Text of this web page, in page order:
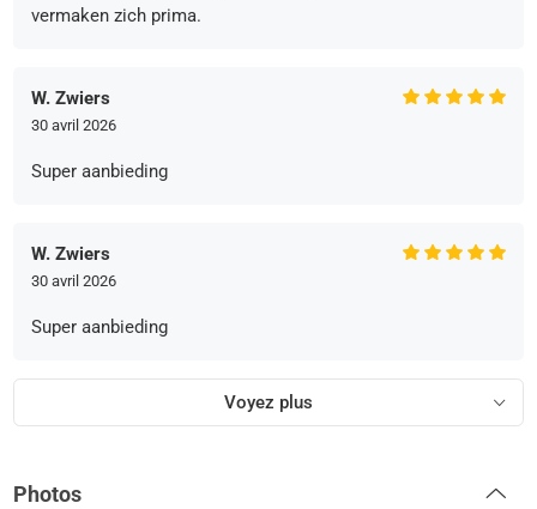
vermaken zich prima.
W. Zwiers
30 avril 2026
Super aanbieding
W. Zwiers
30 avril 2026
Super aanbieding
Voyez plus
Photos